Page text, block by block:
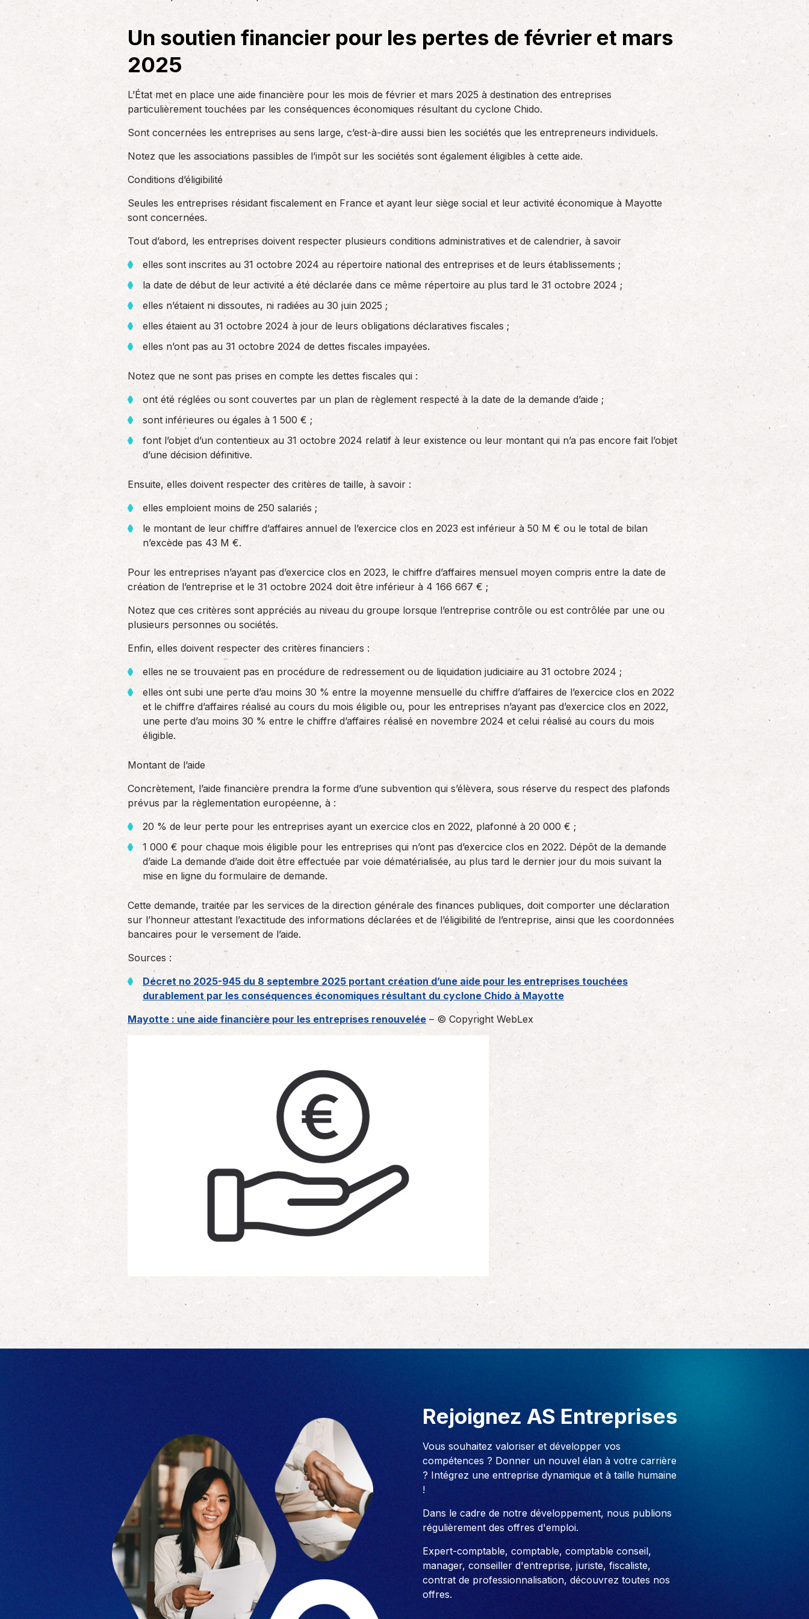
un nouvel associé…
de producteurs ou…
Accompagnement des
En tant qu’employeur, vous êtes soumis
à des obligations et à une légalisation
Solutions informatiques
Notre volonté de renforcer l’autonomie
de nos adhérents dans la tenue de leur
Un soutien financier pour les pertes de février et mars
2025
L’État met en place une aide financière pour les mois de février et mars 2025 à destination des entreprises
particulièrement touchées par les conséquences économiques résultant du cyclone Chido.
Sont concernées les entreprises au sens large, c’est-à-dire aussi bien les sociétés que les entrepreneurs individuels.
Notez que les associations passibles de l’impôt sur les sociétés sont également éligibles à cette aide.
Conditions d’éligibilité
Seules les entreprises résidant fiscalement en France et ayant leur siège social et leur activité économique à Mayotte
sont concernées.
Tout d’abord, les entreprises doivent respecter plusieurs conditions administratives et de calendrier, à savoir
elles sont inscrites au 31 octobre 2024 au répertoire national des entreprises et de leurs établissements ;
la date de début de leur activité a été déclarée dans ce même répertoire au plus tard le 31 octobre 2024 ;
elles n’étaient ni dissoutes, ni radiées au 30 juin 2025 ;
elles étaient au 31 octobre 2024 à jour de leurs obligations déclaratives fiscales ;
elles n’ont pas au 31 octobre 2024 de dettes fiscales impayées.
Notez que ne sont pas prises en compte les dettes fiscales qui :
ont été réglées ou sont couvertes par un plan de règlement respecté à la date de la demande d’aide ;
sont inférieures ou égales à 1 500 € ;
font l’objet d’un contentieux au 31 octobre 2024 relatif à leur existence ou leur montant qui n’a pas encore fait l’objet
d’une décision définitive.
Ensuite, elles doivent respecter des critères de taille, à savoir :
elles emploient moins de 250 salariés ;
le montant de leur chiffre d’affaires annuel de l’exercice clos en 2023 est inférieur à 50 M € ou le total de bilan
n’excède pas 43 M €.
Pour les entreprises n’ayant pas d’exercice clos en 2023, le chiffre d’affaires mensuel moyen compris entre la date de
création de l’entreprise et le 31 octobre 2024 doit être inférieur à 4 166 667 € ;
Notez que ces critères sont appréciés au niveau du groupe lorsque l’entreprise contrôle ou est contrôlée par une ou
plusieurs personnes ou sociétés.
Enfin, elles doivent respecter des critères financiers :
elles ne se trouvaient pas en procédure de redressement ou de liquidation judiciaire au 31 octobre 2024 ;
elles ont subi une perte d’au moins 30 % entre la moyenne mensuelle du chiffre d’affaires de l’exercice clos en 2022
et le chiffre d’affaires réalisé au cours du mois éligible ou, pour les entreprises n’ayant pas d’exercice clos en 2022,
une perte d’au moins 30 % entre le chiffre d’affaires réalisé en novembre 2024 et celui réalisé au cours du mois
éligible.
Montant de l’aide
Concrètement, l’aide financière prendra la forme d’une subvention qui s’élèvera, sous réserve du respect des plafonds
prévus par la règlementation européenne, à :
20 % de leur perte pour les entreprises ayant un exercice clos en 2022, plafonné à 20 000 € ;
1 000 € pour chaque mois éligible pour les entreprises qui n’ont pas d’exercice clos en 2022. Dépôt de la demande
d’aide La demande d’aide doit être effectuée par voie dématérialisée, au plus tard le dernier jour du mois suivant la
mise en ligne du formulaire de demande.
Cette demande, traitée par les services de la direction générale des finances publiques, doit comporter une déclaration
sur l’honneur attestant l’exactitude des informations déclarées et de l’éligibilité de l’entreprise, ainsi que les coordonnées
bancaires pour le versement de l’aide.
Sources :
Décret no 2025-945 du 8 septembre 2025 portant création d’une aide pour les entreprises touchées
durablement par les conséquences économiques résultant du cyclone Chido à Mayotte
Mayotte : une aide financière pour les entreprises renouvelée – © Copyright WebLex
Rejoignez AS Entreprises
Vous souhaitez valoriser et développer vos
compétences ? Donner un nouvel élan à votre carrière
? Intégrez une entreprise dynamique et à taille humaine
!
Dans le cadre de notre développement, nous publions
régulièrement des offres d'emploi.
Expert-comptable, comptable, comptable conseil,
manager, conseiller d'entreprise, juriste, fiscaliste,
contrat de professionnalisation, découvrez toutes nos
offres.